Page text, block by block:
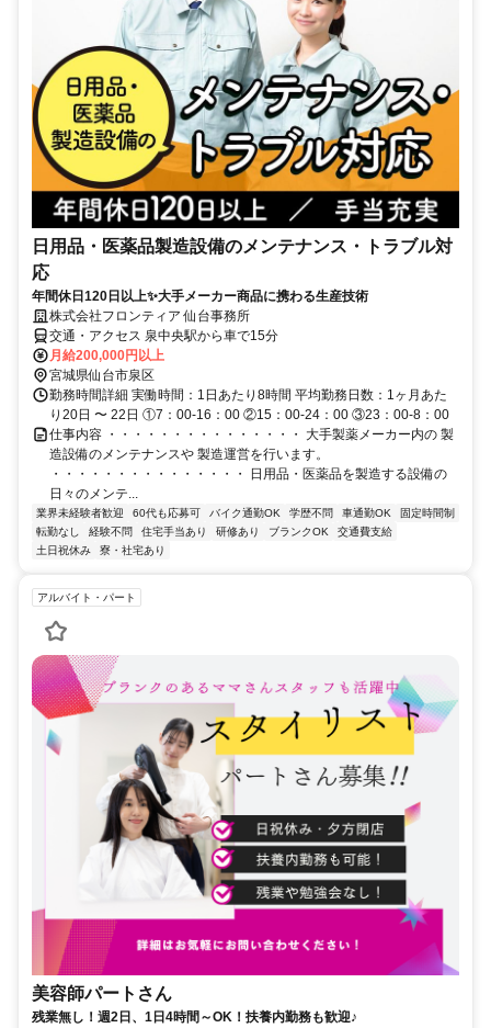
日用品・医薬品製造設備のメンテナンス・トラブル対
応
年間休日120日以上✨大手メーカー商品に携わる生産技術
株式会社フロンティア 仙台事務所
交通・アクセス 泉中央駅から車で15分
月給200,000円以上
宮城県仙台市泉区
勤務時間詳細 実働時間：1日あたり8時間 平均勤務日数：1ヶ月あた
り20日 〜 22日 ①7：00-16：00 ②15：00-24：00 ③23：00-8：00
仕事内容 ・・・・・・・・・・・・・・・ 大手製薬メーカー内の 製
造設備のメンテナンスや 製造運営を行います。
・・・・・・・・・・・・・・・ 日用品・医薬品を製造する設備の
日々のメンテ...
業界未経験者歓迎 60代も応募可 バイク通勤OK 学歴不問 車通勤OK
固定時間制
転勤なし
経験不問 住宅手当あり 研修あり ブランクOK
交通費支給
土日祝休み
寮・社宅あり
アルバイト・パート
美容師パートさん
残業無し！週2日、1日4時間～OK！扶養内勤務も歓迎♪